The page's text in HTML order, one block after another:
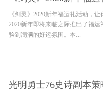
《剑灵》2020新年福运礼活动，
2020新年即将来临之际推出了福
验到满满的好运氛围。本...
光明勇士76史诗副本